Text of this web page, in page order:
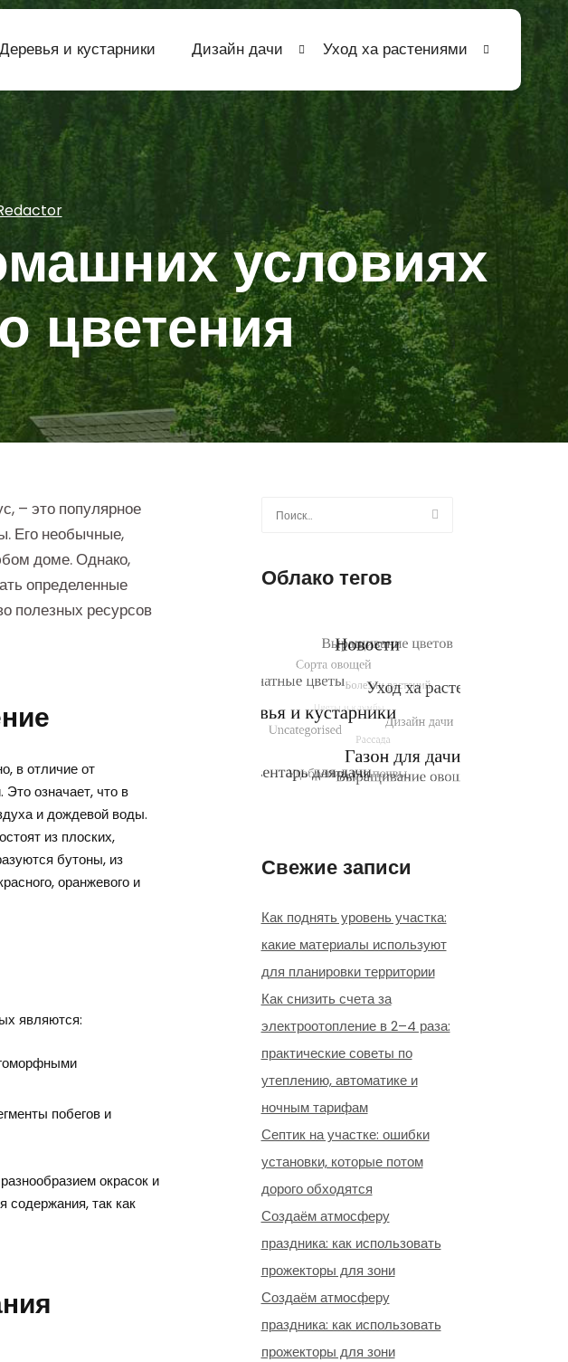
Деревья и кустарники Дизайн дачи Уход ха растениями
условиях
цветения
– это популярное
Его необычные,
доме. Однако,
определенные
полезных ресурсов
в отличие от
означает, что в
и дождевой воды.
из плоских,
бутоны, из
оранжевого и
являются:
побегов и
окрасок и
содержания, так как
Найти:
Облако тегов
Свежие записи
Как поднять уровень участка:
какие материалы используют
для планировки территории
Как снизить счета за
электроотопление в 2–4 раза:
практические советы по
утеплению, автоматике и
ночным тарифам
Септик на участке: ошибки
установки, которые потом
дорого обходятся
Создаём атмосферу
праздника: как использовать
прожекторы для зони
Создаём атмосферу
праздника: как использовать
прожекторы для зони